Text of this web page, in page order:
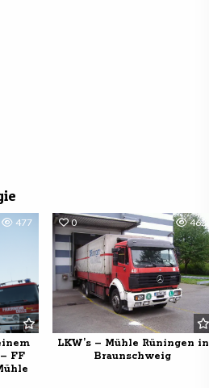
477
FF
0 462
LKW’s – Mühle Rüningen in
Braunschweig